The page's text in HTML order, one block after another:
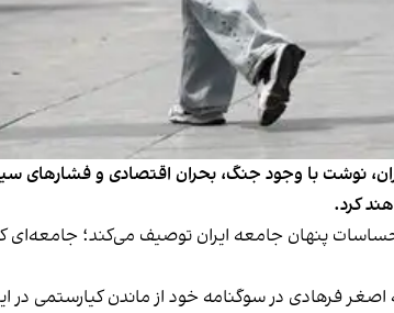
نوشت با وجود جنگ، بحران اقتصادی و فشارهای
کرد.
عباس کیارستمی در سال ۲۰۱۶، آن مراسم را نمادی از احساسات پنهان جامعه ایران توصیف
فرهادی در سوگنامه خود از ماندن کیارستمی در